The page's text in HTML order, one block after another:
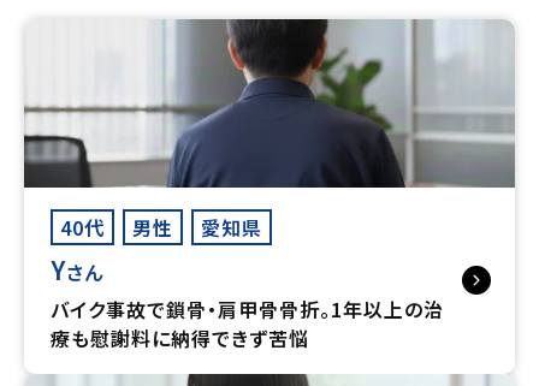
40代 男性 愛知県
Yさん
バイク事故で鎖骨・肩甲骨骨折。1年以上の治
療も慰謝料に納得できず苦悩